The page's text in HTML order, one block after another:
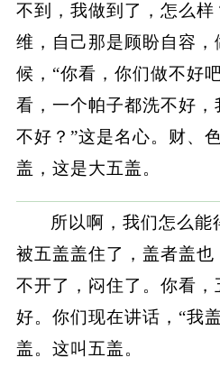
不到，我做到了，怎么样
维，自己那是顾盼自容
候，“你看，你们做不好
看，一个帕子都洗不好
不好？”这是名心。财、
盖，这是大五盖。
所以啊，我们怎么能
被五盖盖住了，盖者盖
不开了，闷住了。你看，
好。你们现在讲话，“我
盖。这叫五盖。